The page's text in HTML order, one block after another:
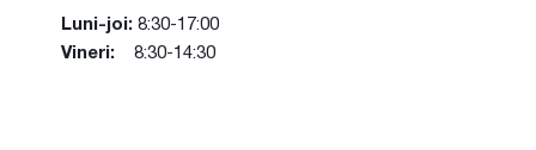
Luni-joi: 8:30-17:00
Vineri:
8:30-14:30